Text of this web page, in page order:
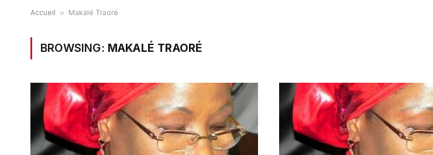
Accueil » Makalé Traoré
BROWSING: MAKALÉ TRAORÉ